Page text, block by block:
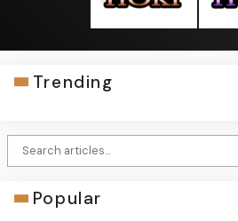
Trending
Popular